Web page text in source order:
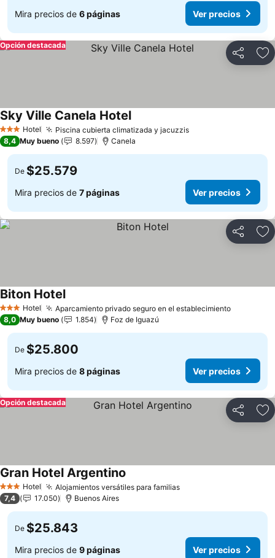
Mira precios de 6 páginas Ver precios
Compartir
Opción destacada
3 Estrellas
Hotel Piscina cubierta climatizada y jacuzzis
Sky Ville Canela Hotel
8,4 Muy bueno 8.597 Canela
De $25.579
Mira precios de 7 páginas Ver precios
Compartir
3 Estrellas
Hotel Aparcamiento privado seguro en el establecimiento
Biton Hotel
8,0 Muy bueno 1.854 Foz de Iguazú
De $25.800
Mira precios de 8 páginas Ver precios
Compartir
Opción destacada
3 Estrellas
Hotel Alojamientos versátiles para familias
Gran Hotel Argentino
7,4 17.050 Buenos Aires
De $25.843
Mira precios de 9 páginas Ver precios